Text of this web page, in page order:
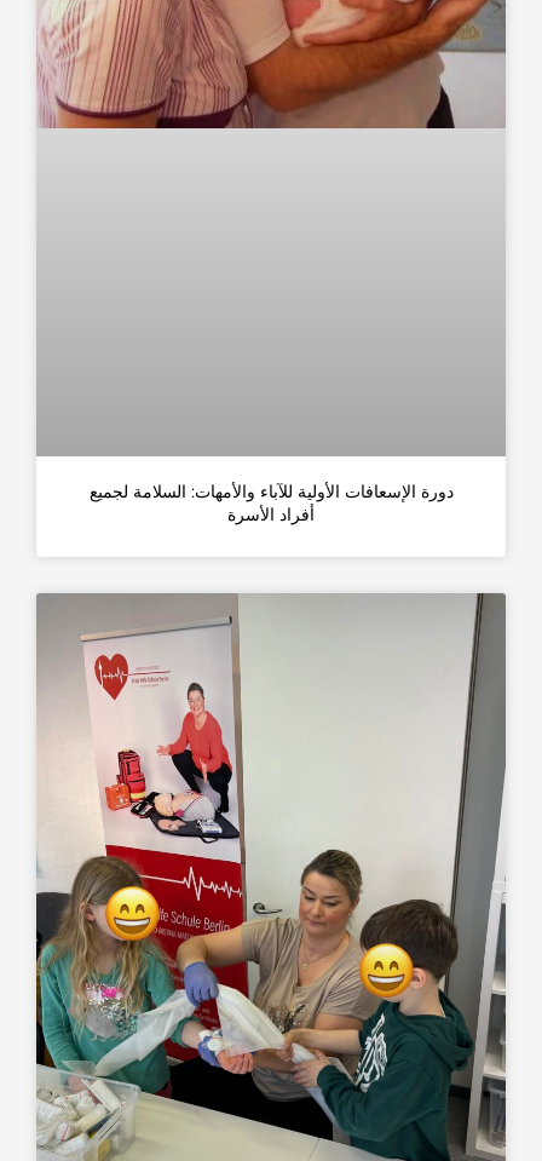
دورة الإسعافات الأولية للآباء والأمهات: السلامة لجميع
أفراد الأسرة